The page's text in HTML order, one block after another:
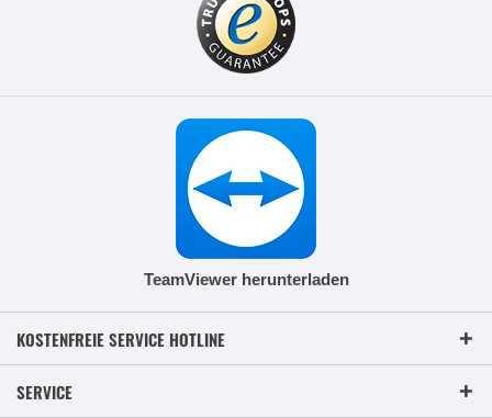
TeamViewer herunterladen
KOSTENFREIE SERVICE HOTLINE
SERVICE